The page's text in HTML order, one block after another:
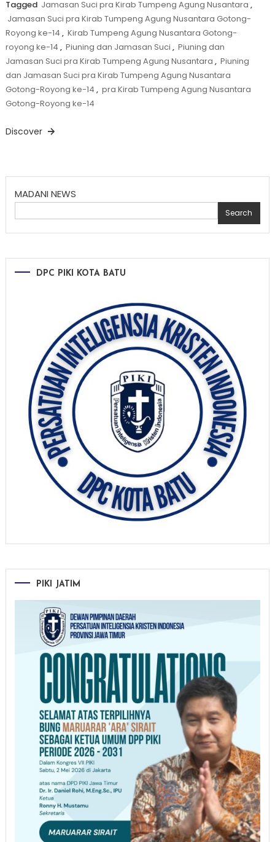
Tagged Jamasan Suci pra Kirab Tumpeng Agung Nusantara ,
Jamasan Suci pra Kirab Tumpeng Agung Nusantara Gotong-
Royong ke-14 , Kirab Tumpeng Agung Nusantara Gotong-
royong ke-14 , Piuning dan Jamasan Suci , Piuning dan
Jamasan Suci pra Kirab Tumpeng Agung Nusantara , Piuning
dan Jamasan Suci pra Kirab Tumpeng Agung Nusantara
Gotong-Royong ke-14 , pra Kirab Tumpeng Agung Nusantara
Gotong-Royong ke-14
Discover
MADANI NEWS
Search
DPC PIKI KOTA BATU
PIKI JATIM